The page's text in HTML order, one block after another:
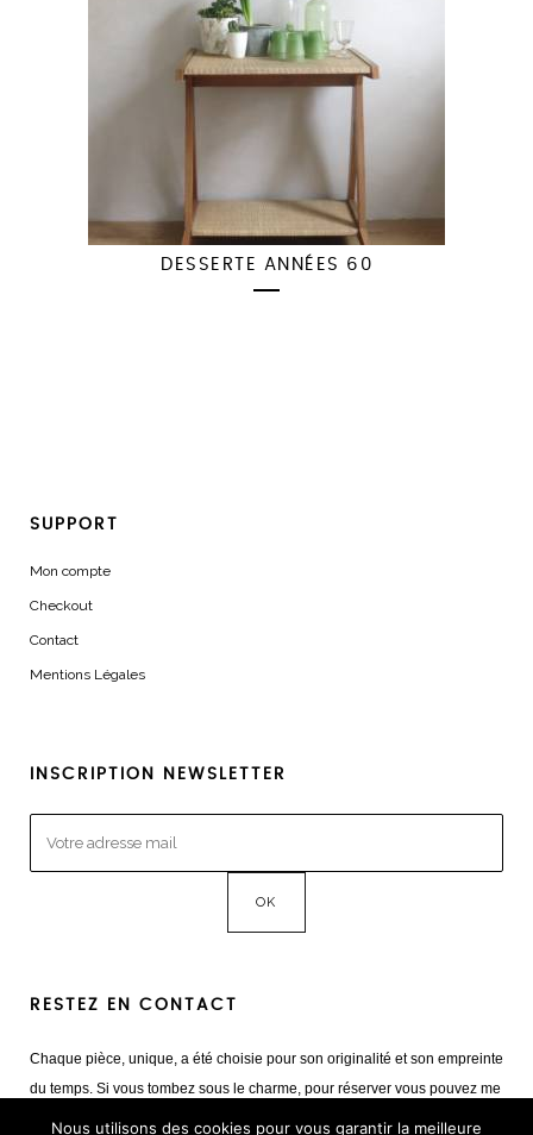
DESSERTE ANNÉES 60
SUPPORT
Mon compte
Checkout
Contact
Mentions Légales
INSCRIPTION NEWSLETTER
RESTEZ EN CONTACT
Chaque pièce, unique, a été choisie pour son originalité et son empreinte
du temps. Si vous tombez sous le charme, pour réserver vous pouvez me
contacter
Nous utilisons des cookies pour vous garantir la meilleure